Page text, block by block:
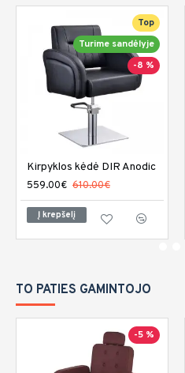
Top
Turime sandėlyje
-8 %
Kirpyklos kėdė DIR Anodic
559.00€ 610.00€
Į krepšelį
TO PATIES GAMINTOJO
-5 %